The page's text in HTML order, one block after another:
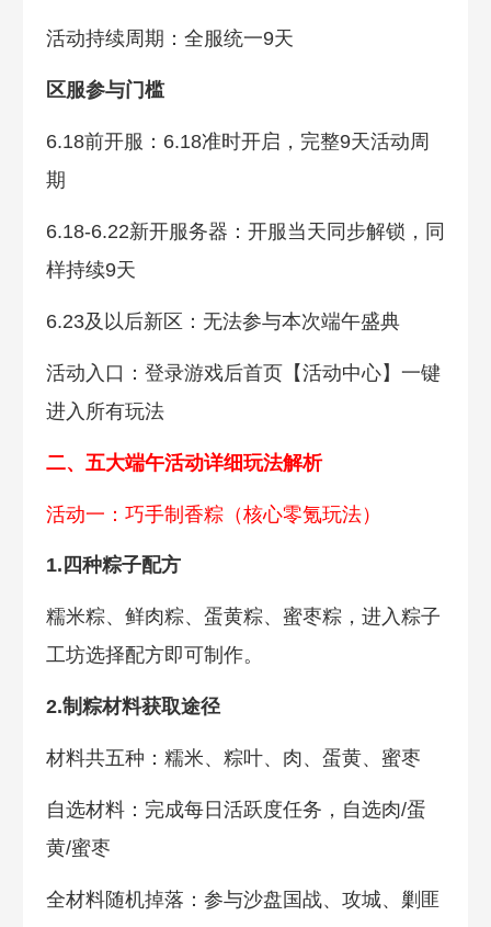
活动持续周期：全服统一9天
区服参与门槛
6.18前开服：6.18准时开启，完整9天活动周
期
6.18-6.22新开服务器：开服当天同步解锁，同
样持续9天
6.23及以后新区：无法参与本次端午盛典
活动入口：登录游戏后首页【活动中心】一键
进入所有玩法
二、五大端午活动详细玩法解析
活动一：巧手制香粽（核心零氪玩法）
1.四种粽子配方
糯米粽、鲜肉粽、蛋黄粽、蜜枣粽，进入粽子
工坊选择配方即可制作。
2.制粽材料获取途径
材料共五种：糯米、粽叶、肉、蛋黄、蜜枣
自选材料：完成每日活跃度任务，自选肉/蛋
黄/蜜枣
全材料随机掉落：参与沙盘国战、攻城、剿匪